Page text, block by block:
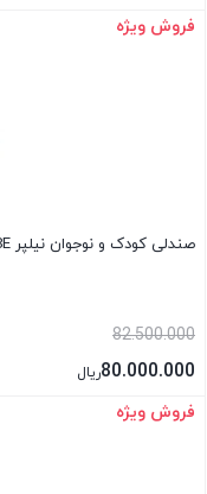
بستن
فروش ویژه
صندلی کودک و نوجوان نیلپر KCR518E
82.500.000
80.000.000ریال
بستن
فروش ویژه